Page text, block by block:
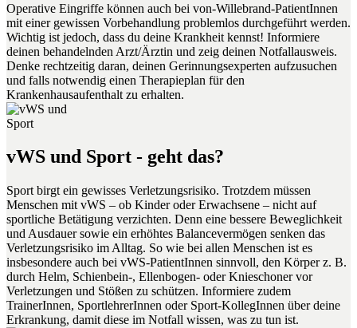
Operative Eingriffe können auch bei von-Willebrand-PatientInnen
mit einer gewissen Vorbehandlung problemlos durchgeführt werden.
Wichtig ist jedoch, dass du deine Krankheit kennst! Informiere
deinen behandelnden Arzt/Ärztin und zeig deinen Notfallausweis.
Denke rechtzeitig daran, deinen Gerinnungsexperten aufzusuchen
und falls notwendig einen Therapieplan für den
Krankenhausaufenthalt zu erhalten.
vWS und Sport - geht das?
Sport birgt ein gewisses Verletzungsrisiko. Trotzdem müssen
Menschen mit vWS – ob Kinder oder Erwachsene – nicht auf
sportliche Betätigung verzichten. Denn eine bessere Beweglichkeit
und Ausdauer sowie ein erhöhtes Balancevermögen senken das
Verletzungsrisiko im Alltag. So wie bei allen Menschen ist es
insbesondere auch bei vWS-PatientInnen sinnvoll, den Körper z. B.
durch Helm, Schienbein-, Ellenbogen- oder Knieschoner vor
Verletzungen und Stößen zu schützen. Informiere zudem
TrainerInnen, SportlehrerInnen oder Sport-KollegInnen über deine
Erkrankung, damit diese im Notfall wissen, was zu tun ist.